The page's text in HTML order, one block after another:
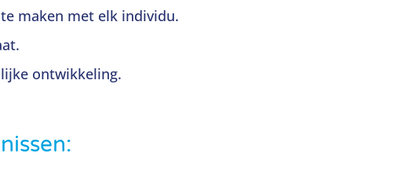
maken met elk individu.
ontwikkeling.